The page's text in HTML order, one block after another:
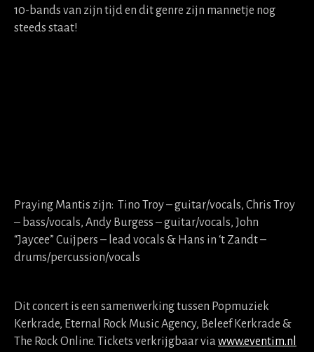
10-bands van zijn tijd en dit genre zijn mannetje nog
steeds staat!
Praying Mantis zijn: Tino Troy – guitar/vocals, Chris Troy
– bass/vocals, Andy Burgess – guitar/vocals, John
“Jaycee” Cuijpers – lead vocals & Hans in ‘t Zandt –
drums/percussion/vocals
Dit concert is een samenwerking tussen Popmuziek
Kerkrade, Eternal Rock Music Agency, Beleef Kerkrade &
The Rock Online. Tickets verkrijgbaar viawww.eventim.nl